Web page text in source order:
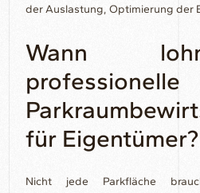
der Auslastung, Optimierung der
Wann
professionelle
für Eigentümer?
Nicht jede Parkfläche